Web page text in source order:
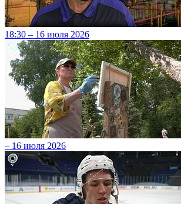
18:30 – 16 июля 2026
– 16 июля 2026